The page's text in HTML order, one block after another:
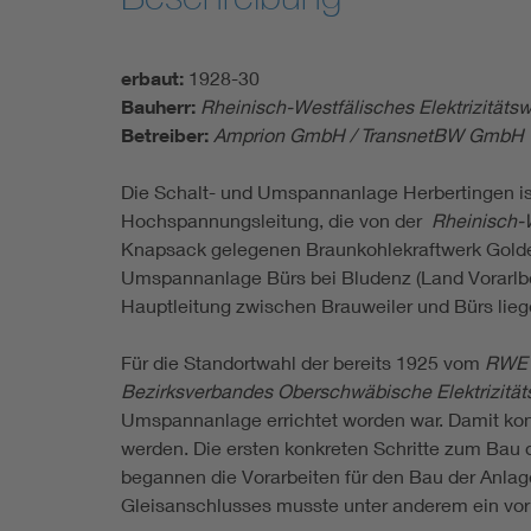
erbaut: 1928-30
Bauherr: Rheinisch-Westfälisches
Betreiber: Amprion GmbH / TransnetBW GmbH
Die Schalt- und Umspannanlage Herbertingen
Hochspannungsleitung, die von der Rheinisch-
Knapsack gelegenen Braunkohlekraftwerk
Umspannanlage Bürs bei Bludenz (Land
Hauptleitung zwischen Brauweiler und Bürs
Für die Standortwahl der bereits 1925 vom RWE
Bezirksverbandes Oberschwäbische
Umspannanlage errichtet worden war. Damit
werden. Die ersten konkreten Schritte zum
begannen die Vorarbeiten für den Bau der
Gleisanschlusses musste unter anderem ein